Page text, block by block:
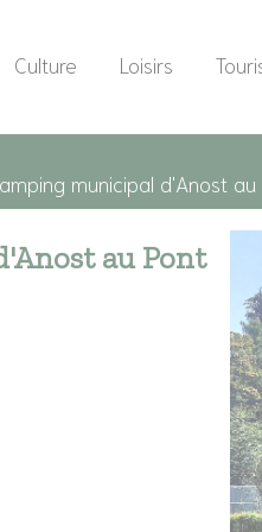
Culture Loisirs
municipal d'Anost
au Pont